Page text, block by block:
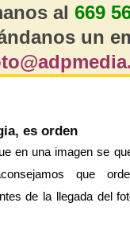
al 669
un
es orden
en una imagen se
que
de la llegada del